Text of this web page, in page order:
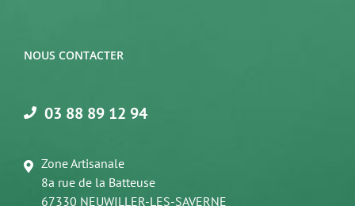
NOUS CONTACTER
03 88 89 12 94
Zone Artisanale
8a rue de la Batteuse
67330 NEUWILLER-LES-SAVERNE